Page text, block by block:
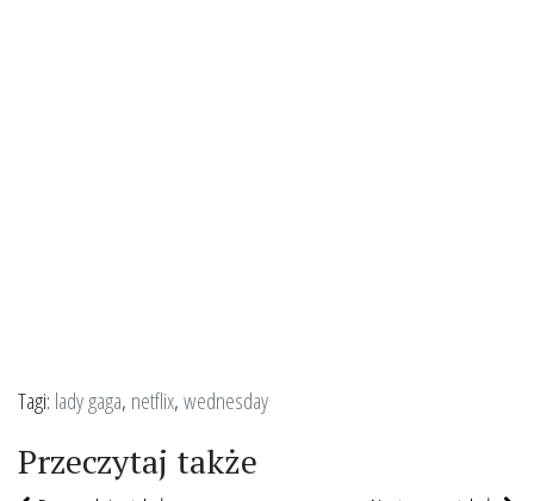
Tagi: lady gaga, netflix,wednesday
Przeczytaj także